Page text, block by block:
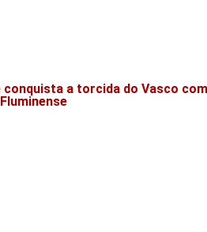
conquista a torcida do Vasco